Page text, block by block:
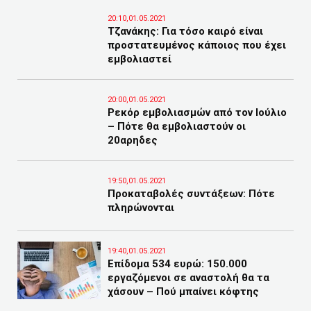
20:10,01.05.2021
Τζανάκης: Για τόσο καιρό είναι
προστατευμένος κάποιος που έχει
εμβολιαστεί
20:00,01.05.2021
Ρεκόρ εμβολιασμών από τον Ιούλιο
– Πότε θα εμβολιαστούν οι
20αρηδες
19:50,01.05.2021
Προκαταβολές συντάξεων: Πότε
πληρώνονται
19:40,01.05.2021
Επίδομα 534 ευρώ: 150.000
εργαζόμενοι σε αναστολή θα τα
χάσουν – Πού μπαίνει κόφτης